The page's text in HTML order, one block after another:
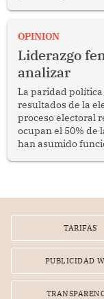
OPINION
Liderazgo
analizar
La paridad
resultados de la
proceso electoral
ocupan el 50% de
han asumido
TARIFAS
PUBLICIDAD